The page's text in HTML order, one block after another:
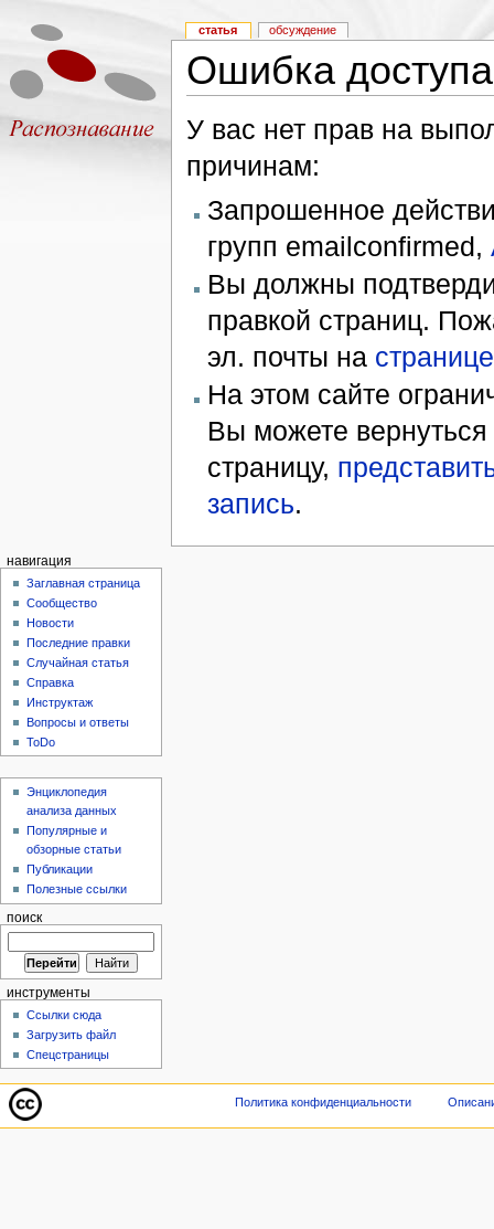
Ошибка доступа
У вас нет прав на
причинам:
Запрошенное
групп emailconfirmed,
Вы должны
правкой страниц.
эл. почты на
На этом сайте
Вы можете
страницу,
запись.
статья обсуждение
навигация
Заглавная страница
Сообщество
Новости
Последние правки
Случайная статья
Справка
Инструктаж
Вопросы и ответы
ToDo
Энциклопедия
анализа данных
Популярные и
обзорные статьи
Публикации
Полезные ссылки
поиск
инструменты
Ссылки сюда
Загрузить файл
Спецстраницы
Политика конфиденциальности